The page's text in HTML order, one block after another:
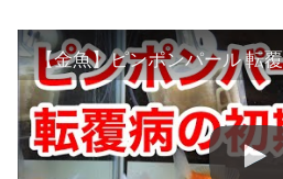
【金魚】ピンポンパール 転